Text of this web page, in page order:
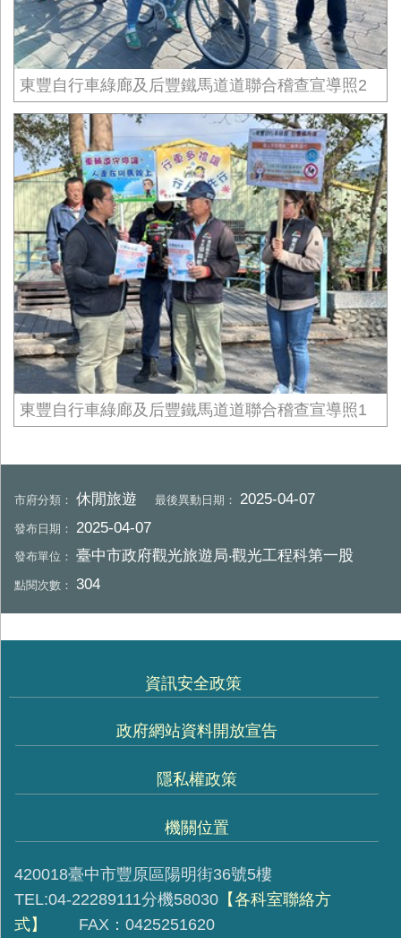
東豐自行車綠廊及后豐鐵馬道道聯合稽查宣導照2
東豐自行車綠廊及后豐鐵馬道道聯合稽查宣導照1
市府分類：休閒旅遊 最後異動日期：2025-04-07
發布日期： 2025-04-07
發布單位：臺中市政府觀光旅遊局‧觀光工程科第一股
點閱次數：304
資訊安全政策
政府網站資料開放宣告
隱私權政策
機關位置
420018臺中市豐原區陽明街36號5樓
TEL:04-22289111分機58030 【各科室聯絡方
式】
FAX：0425251620